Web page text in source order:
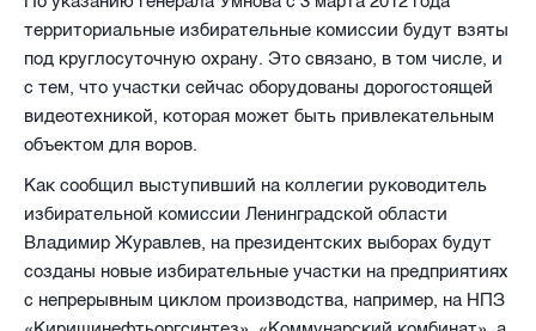
территориальные избирательные комиссии будут взяты
под круглосуточную охрану. Это связано, в том числе, и
с тем, что участки сейчас оборудованы дорогостоящей
видеотехникой, которая может быть привлекательным
объектом для воров.
Как сообщил выступивший на коллегии руководитель
избирательной комиссии Ленинградской области
Владимир Журавлев, на президентских выборах будут
созданы новые избирательные участки на предприятиях
с непрерывным циклом производства, например, на НПЗ